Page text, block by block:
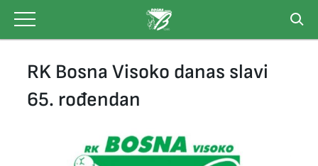
content
RK Bosna Visoko danas slavi
65. rođendan